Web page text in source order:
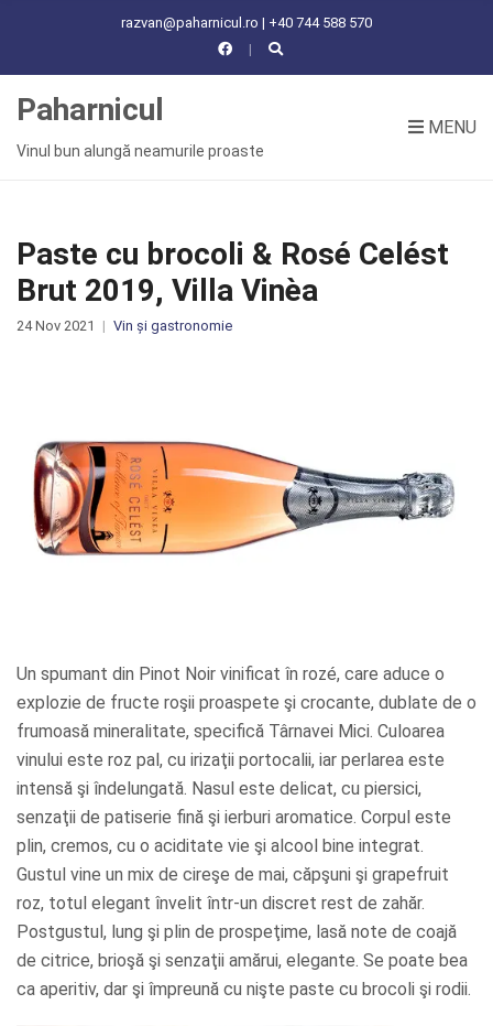
razvan@paharnicul.ro | +40 744 588 570
R
Paharnicul
Vinul bun alungă neamurile proaste
MENU
Paste cu brocoli & Rosé Celést
Brut 2019, Villa Vinèa
24 Nov 2021 Vin și gastronomie
Un spumant din Pinot Noir vinificat în rozé, care aduce o
explozie de fructe roşii proaspete şi crocante, dublate de o
frumoasă mineralitate, specifică Târnavei Mici. Culoarea
vinului este roz pal, cu irizaţii portocalii, iar perlarea este
intensă şi îndelungată. Nasul este delicat, cu piersici,
senzaţii de patiserie fină şi ierburi aromatice. Corpul este
plin, cremos, cu o aciditate vie şi alcool bine integrat.
Gustul vine un mix de cireşe de mai, căpşuni şi grapefruit
roz, totul elegant învelit într-un discret rest de zahăr.
Postgustul, lung şi plin de prospeţime, lasă note de coajă
de citrice, brioşă şi senzaţii amărui, elegante. Se poate bea
ca aperitiv, dar şi împreună cu nişte paste cu brocoli şi rodii.